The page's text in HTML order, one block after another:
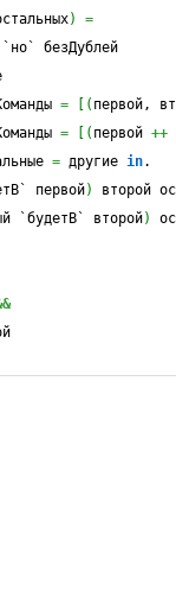
)
=
безДублей
= ( первой,
= ( первой ++
= другие in.
первой)
второй
`будетВ` второй)